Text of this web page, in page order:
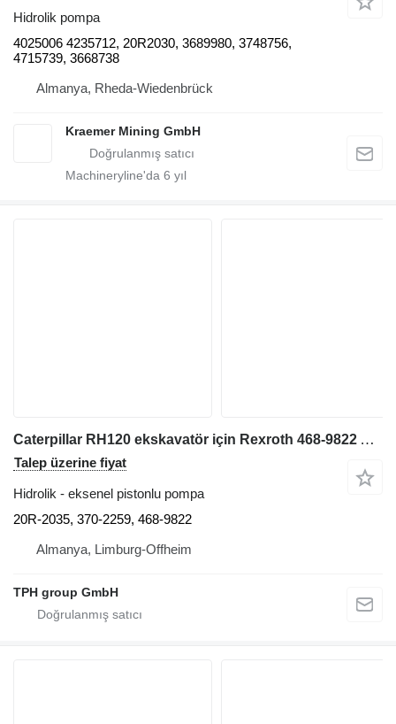
Hidrolik pompa
4025006 4235712, 20R2030, 3689980, 3748756,
4715739, 3668738
Almanya, Rheda-Wiedenbrück
Kraemer Mining GmbH
Machineryline'da 6 yıl
Caterpillar RH120 ekskavatör için Rexroth 468-9822 Axialkolbenpumpe A10VO60, 20R-2035, 370-2259, CAT RH120 eksenel pistonlu pompa
Talep üzerine fiyat
Hidrolik - eksenel pistonlu pompa
20R-2035, 370-2259, 468-9822
Almanya, Limburg-Offheim
TPH group GmbH